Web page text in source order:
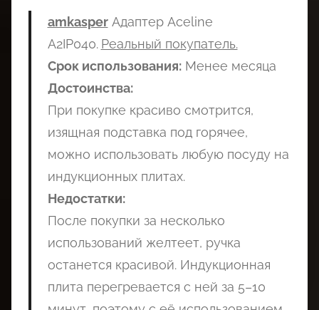
amkasperАдаптер Aceline
A2IP040. Реальный покупатель.
Срок использования:Менее месяца
Достоинства:
При покупке красиво смотрится,
изящная подставка под горячее,
можно использовать любую посуду на
индукционных плитах.
Недостатки:
После покупки за несколько
использований желтеет, ручка
останется красивой. Индукционная
плита перегревается с ней за 5–10